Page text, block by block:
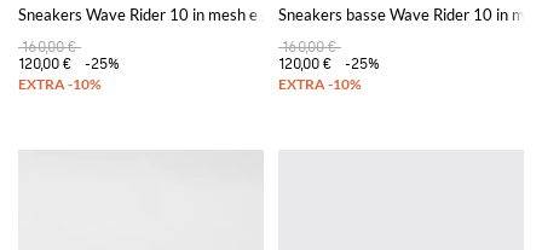
Sneakers Wave Rider 10 in mesh e gomma
160,00 €
120,00 €
-25%
Sneakers basse Wave Rider 10 in
160,00 €
120,00 €
-25%